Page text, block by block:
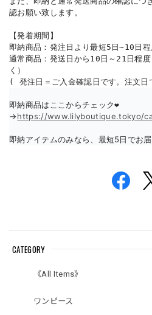
認お願い致します。
【発着期間】
即納商品：発注日より最短5日~10日程
通常商品：発送日から10日～21日程
く）
( 発注日＝ご入金確認日です。注文日
即納商品はここからチェック❤︎
→https://www.lilyboutique.tokyo/
即納アイテムのみなら、最短5日でお
CATEGORY
《All Items》
ワンピース